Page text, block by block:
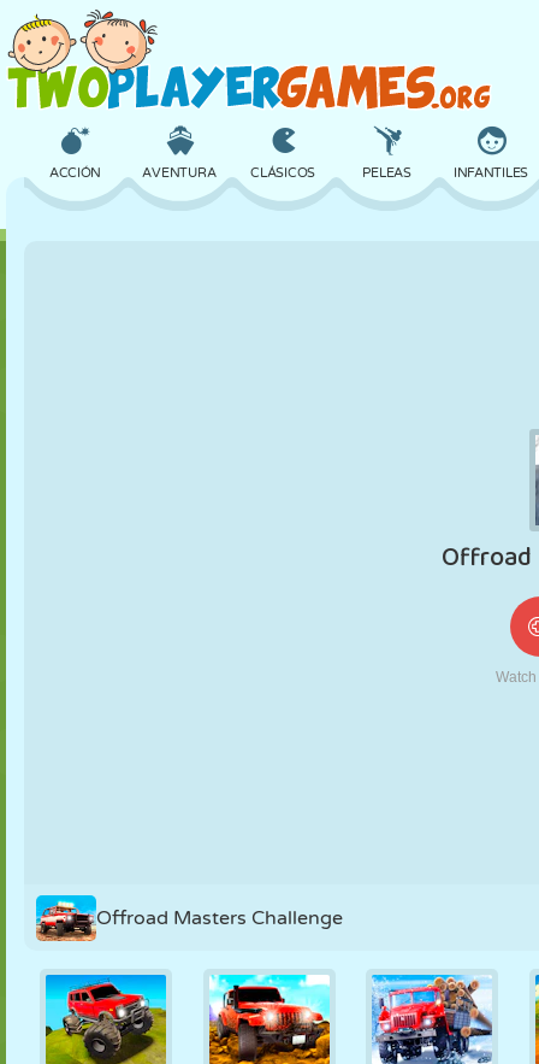
ACCIÓN AVENTURA CLÁSICOS PELEAS INFANTILES
ROBOTS
Offroad Masters Challenge